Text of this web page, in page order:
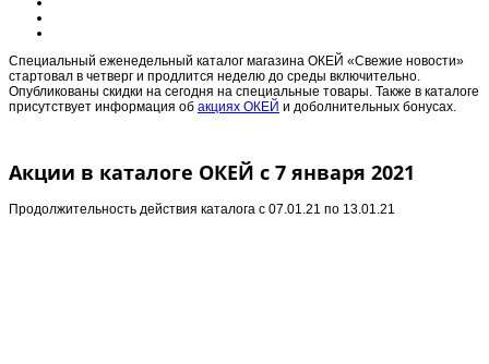
Специальный еженедельный каталог магазина ОКЕЙ «Свежие новости»
стартовал в четверг и продлится неделю до среды включительно.
Опубликованы скидки на сегодня на специальные товары. Также в каталоге
присутствует информация об акциях ОКЕЙ и доболнительных бонусах.
Акции в каталоге ОКЕЙ с 7 января 2021
Продолжительность действия каталога с 07.01.21 по 13.01.21